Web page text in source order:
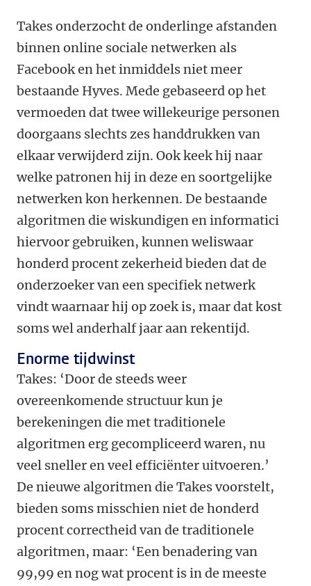
Takes onderzocht de onderlinge afstanden
binnen online sociale netwerken als
Facebook en het inmiddels niet meer
bestaande Hyves. Mede gebaseerd op het
vermoeden dat twee willekeurige personen
doorgaans slechts zes handdrukken van
elkaar verwijderd zijn. Ook keek hij naar
welke patronen hij in deze en soortgelijke
netwerken kon herkennen. De bestaande
algoritmen die wiskundigen en informatici
hiervoor gebruiken, kunnen weliswaar
honderd procent zekerheid bieden dat de
onderzoeker van een specifiek netwerk
vindt waarnaar hij op zoek is, maar dat kost
soms wel anderhalf jaar aan rekentijd.
Enorme tijdwinst
Takes: ‘Door de steeds weer
overeenkomende structuur kun je
berekeningen die met traditionele
algoritmen erg gecompliceerd waren, nu
veel sneller en veel efficiënter uitvoeren.’
De nieuwe algoritmen die Takes voorstelt,
bieden soms misschien niet de honderd
procent correctheid van de traditionele
algoritmen, maar: ‘Een benadering van
99,99 en nog wat procent is in de meeste